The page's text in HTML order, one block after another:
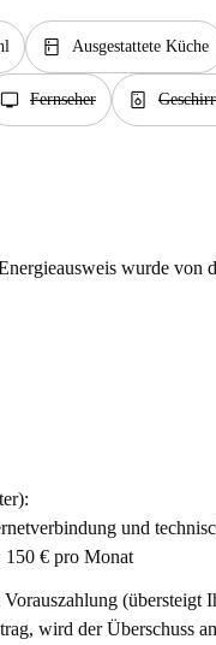
kitchen Ausgestattete Küche
tv Fernseher dishwasher_gen
wurde von
und
150 € pro Monat
(übersteigt
wird der Überschuss